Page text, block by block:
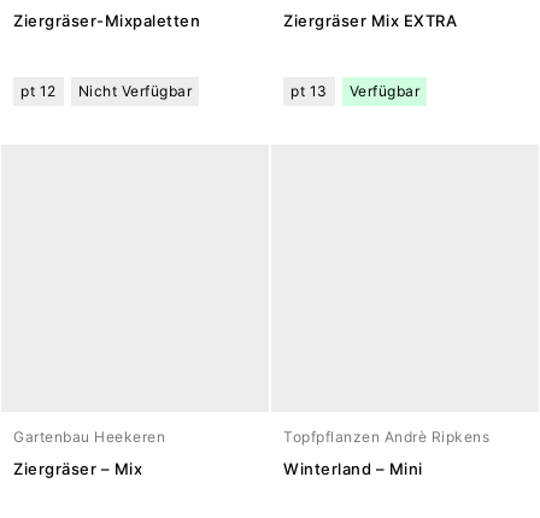
Meuwesen
Ziergräser-Mixpaletten
pt 12 Nicht Verfügbar
Ziergräser Mix EXTRA
pt 13 Verfügbar
Gartenbau Heekeren
Ziergräser – Mix
Topfpflanzen Andrè Ripkens
Winterland – Mini